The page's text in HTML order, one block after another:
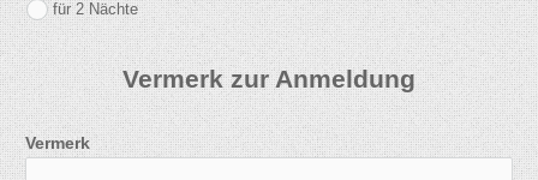
für 2 Nächte
Vermerk zur Anmeldung
Vermerk